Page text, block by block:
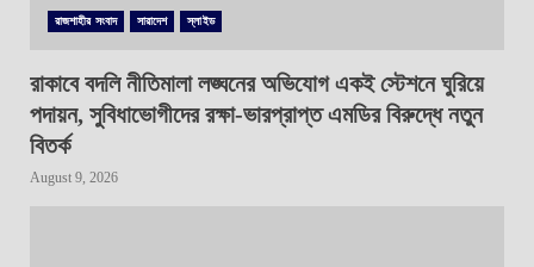
রাজশাহীর সংবাদ সারাদেশ স্লাইড
রাকাবে বদলি নীতিমালা লঙ্ঘনের অভিযোগ একই স্টেশনে ঘুরিয়ে
পদায়ন, সুবিধাভোগীদের রক্ষা-ভারপ্রাপ্ত এমডির বিরুদ্ধে নতুন
বিতর্ক
August 9, 2026